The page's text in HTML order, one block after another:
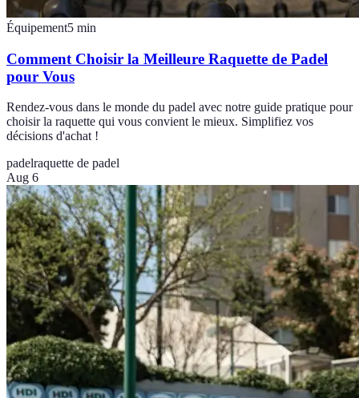
Équipement5 min
Comment Choisir la Meilleure Raquette de Padel
pour Vous
Rendez-vous dans le monde du padel avec notre guide pratique pour
choisir la raquette qui vous convient le mieux. Simplifiez vos
décisions d'achat !
padelraquette de padel
Aug 6